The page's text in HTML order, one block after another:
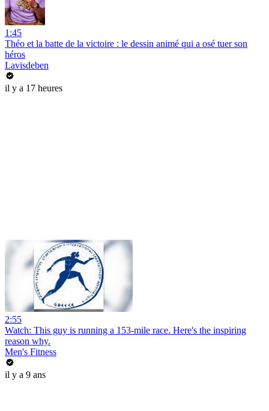
1:45
Théo et la batte de la victoire : le dessin animé qui a osé tuer son
héros
Lavisdeben
il y a 17 heures
2:55
Watch: This guy is running a 153-mile race. Here's the inspiring
reason why.
Men's Fitness
il y a 9 ans